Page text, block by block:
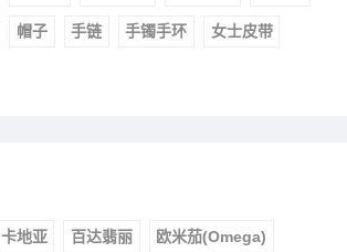
帽子 手链 手镯手环 女士皮带
卡地亚 百达翡丽 欧米茄(Omega)